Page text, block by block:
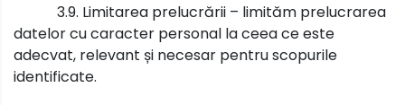
3.9. Limitarea prelucrării – limităm prelucrarea
datelor cu caracter personal la ceea ce este
adecvat, relevant și necesar pentru scopurile
identificate.